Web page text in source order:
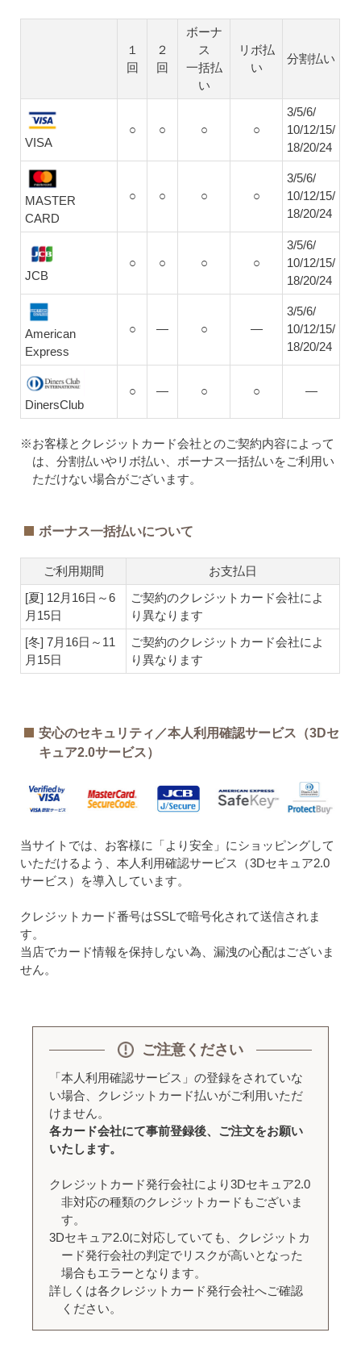
１
回
２
回
ボーナ
ス
一括払
い
リボ払
い
分割払い
VISA
○ ○ ○ ○
3/5/6/
10/12/15/
18/20/24
MASTER
CARD
○ ○ ○ ○
3/5/6/
10/12/15/
18/20/24
JCB
○ ○ ○ ○
3/5/6/
10/12/15/
18/20/24
American
Express
○ ― ○ ―
3/5/6/
10/12/15/
18/20/24
DinersClub
○ ― ○ ○ ―
※お客様とクレジットカード会社とのご契約内容によって
は、分割払いやリボ払い、ボーナス一括払いをご利用い
ただけない場合がございます。
ボーナス一括払いについて
ご利用期間
お支払日
[夏] 12月16日～6
月15日
ご契約のクレジットカード会社によ
り異なります
[冬] 7月16日～11
月15日
ご契約のクレジットカード会社によ
り異なります
安心のセキュリティ／本人利用確認サービス（3Dセ
キュア2.0サービス）
当サイトでは、お客様に「より安全」にショッピングして
いただけるよう、本人利用確認サービス（3Dセキュア2.0
サービス）を導入しています。
クレジットカード番号はSSLで暗号化されて送信されま
す。
当店でカード情報を保持しない為、漏洩の心配はございま
せん。
ご注意ください
「本人利用確認サービス」の登録をされていな
い場合、クレジットカード払いがご利用いただ
けません。
各カード会社にて事前登録後、ご注文をお願い
いたします。
クレジットカード発行会社により3Dセキュア2.0
非対応の種類のクレジットカードもございま
す。
3Dセキュア2.0に対応していても、クレジットカ
ード発行会社の判定でリスクが高いとなった
場合もエラーとなります。
詳しくは各クレジットカード発行会社へご確認
ください。